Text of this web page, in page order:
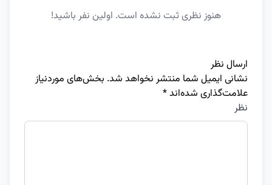
هنوز نظری ثبت نشده است. اولین نفر باشید!
ارسال نظر
نشانی ایمیل شما منتشر نخواهد شد. بخش‌های موردنیاز
علامت‌گذاری شده‌اند*
نظر